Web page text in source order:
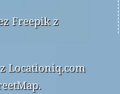
Freepik z
Locationiq.com